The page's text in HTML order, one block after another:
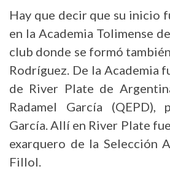
Hay que decir que su inicio
en la Academia Tolimense
club donde se formó
Rodríguez. De la Academia
de River Plate de
Radamel García (QEPD),
García. Allí en River Plate
exarquero de la Selección
Fillol.